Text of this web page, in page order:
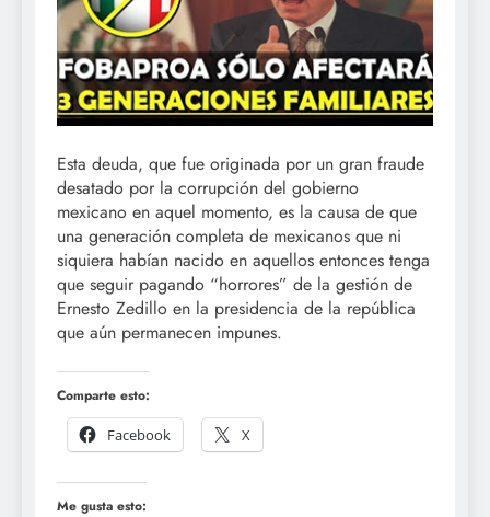
Esta deuda, que fue originada por un gran fraude
desatado por la corrupción del gobierno
mexicano en aquel momento, es la causa de que
una generación completa de mexicanos que ni
siquiera habían nacido en aquellos entonces tenga
que seguir pagando “horrores” de la gestión de
Ernesto Zedillo en la presidencia de la república
que aún permanecen impunes.
Comparte esto:
Facebook
X
Me gusta esto: